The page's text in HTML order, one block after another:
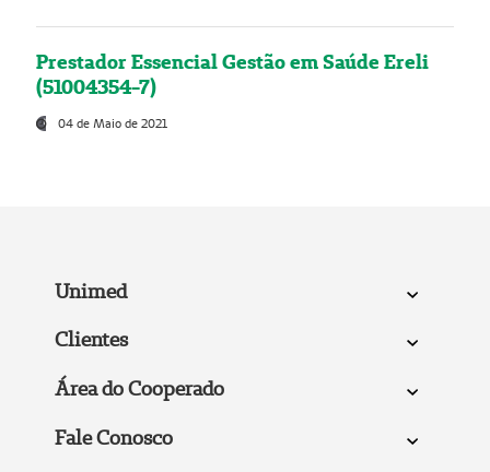
Prestador Essencial Gestão em Saúde Ereli
(51004354-7)
04 de Maio de 2021
Unimed
Clientes
Área do Cooperado
Fale Conosco